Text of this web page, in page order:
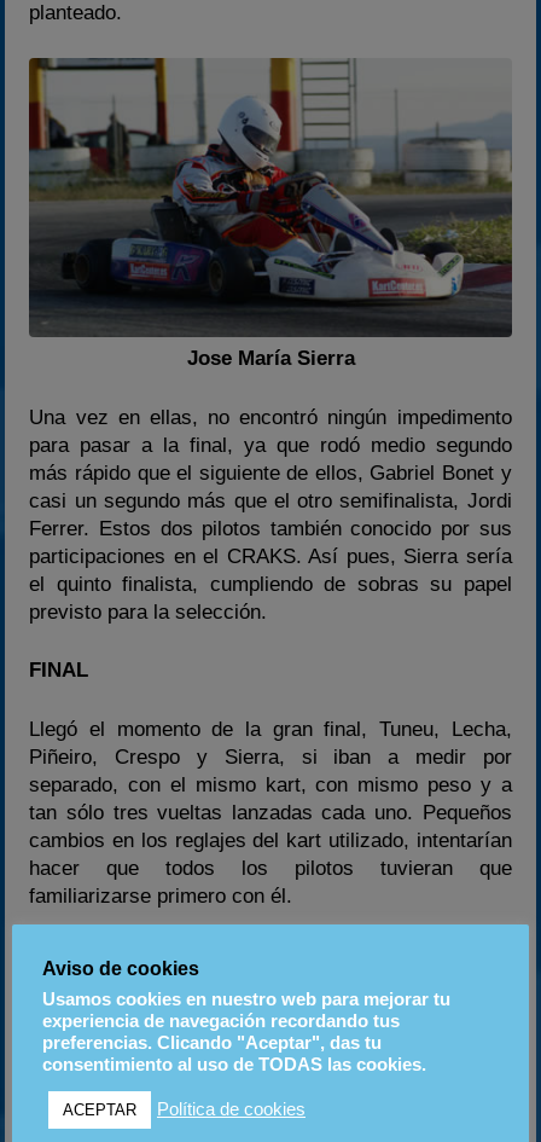
planteado.
Jose María Sierra
Una vez en ellas, no encontró ningún impedimento
para pasar a la final, ya que rodó medio segundo
más rápido que el siguiente de ellos, Gabriel Bonet y
casi un segundo más que el otro semifinalista, Jordi
Ferrer. Estos dos pilotos también conocido por sus
participaciones en el CRAKS. Así pues, Sierra sería
el quinto finalista, cumpliendo de sobras su papel
previsto para la selección.
FINAL
Llegó el momento de la gran final, Tuneu, Lecha,
Piñeiro, Crespo y Sierra, si iban a medir por
separado, con el mismo kart, con mismo peso y a
tan sólo tres vueltas lanzadas cada uno. Pequeños
cambios en los reglajes del kart utilizado, intentarían
hacer que todos los pilotos tuvieran que
familiarizarse primero con él.
Aviso de cookies
Usamos cookies en nuestro web para mejorar tu
experiencia de navegación recordando tus
preferencias. Clicando "Aceptar", das tu
consentimiento al uso de TODAS las cookies.
ACEPTAR Política de cookies